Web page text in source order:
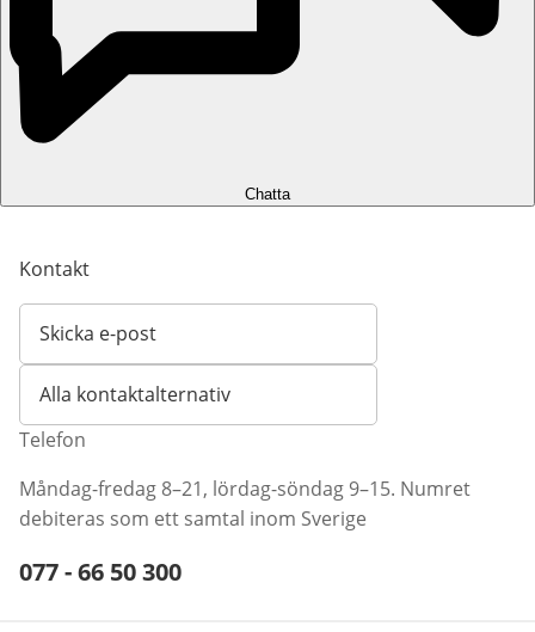
Chatta
Kontakt
Skicka e-post
Öppnar e-postklient
Alla kontaktalternativ
Telefon
Måndag-fredag 8–21, lördag-söndag 9–15. Numret
debiteras som ett samtal inom Sverige
Telefonnummer:
077 - 66 50 300